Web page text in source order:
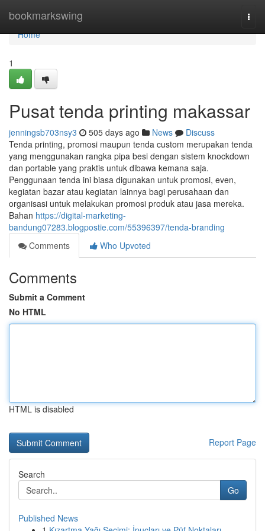
bookmarkswing
Home
Home
1
Pusat tenda printing makassar
jenningsb703nsy3 505 days ago News
Discuss
Tenda printing, promosi maupun tenda custom merupakan tenda
yang menggunakan rangka pipa besi dengan sistem knockdown
dan portable yang praktis untuk dibawa kemana saja.
Penggunaan tenda ini biasa digunakan untuk promosi, even,
kegiatan bazar atau kegiatan lainnya bagi perusahaan dan
organisasi untuk melakukan promosi produk atau jasa mereka.
Bahan https://digital-marketing-
bandung07283.blogpostie.com/55396397/tenda-branding
Comments
Who Upvoted
Comments
Submit a Comment
No HTML
HTML is disabled
Report Page
Search
Go
Published News